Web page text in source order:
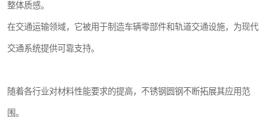
整体质感。
在交通运输领域，它被用于制造车辆零部件和轨道交通设施，为现代
交通系统提供可靠支持。
随着各行业对材料性能要求的提高，不锈钢圆钢不断拓展其应用范
围。